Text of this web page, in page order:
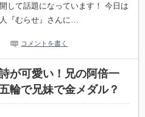
して話題になっています！ 今日は
『むらせ』さんに…
コメントを書く
が可愛い！兄の阿倍一
輪で兄妹で金メダル？